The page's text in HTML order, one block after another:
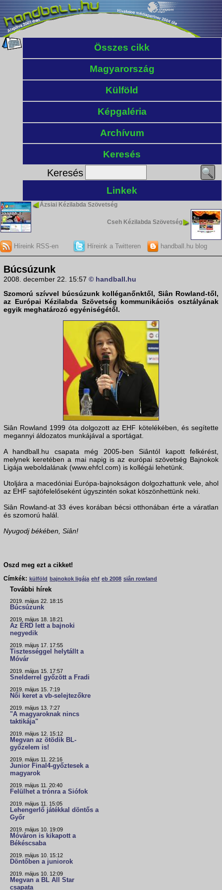
Összes cikk
Magyarország
Külföld
Képgaléria
Archívum
Keresés
Keresés
Linkek
Ázsiai Kézilabda Szövetség
Cseh Kézilabda Szövetség
Híreink RSS-en Híreink a Twitteren handball.hu blog
Búcsúzunk
2008. december 22. 15:57 © handball.hu
Szomorú szívvel búcsúzunk kolléganőnktől, Siân Rowland-től,
az Európai Kézilabda Szövetség kommunikációs osztályának
egyik meghatározó egyéniségétől.
Siân Rowland 1999 óta dolgozott az EHF kötelékében, és segítette
megannyi áldozatos munkájával a sportágat.
A handball.hu csapata még 2005-ben Siântól kapott felkérést,
melynek keretében a mai napig is az európai szövetség Bajnokok
Ligája weboldalának (www.ehfcl.com) is kollégái lehetünk.
Utoljára a macedóniai Európa-bajnokságon dolgozhattunk vele, ahol
az EHF sajtófelelőseként úgyszintén sokat köszönhettünk neki.
Siân Rowland-at 33 éves korában bécsi otthonában érte a váratlan
és szomorú halál.
Nyugodj békében, Siân!
Oszd meg ezt a cikket!
Címkék: külföld bajnokok ligája ehf eb 2008 siân rowland
További hírek
2019. május 22. 18:15
Búcsúzunk
2019. május 18. 18:21
Az ÉRD lett a bajnoki
negyedik
2019. május 17. 17:55
Tisztességgel helytállt a
Móvár
2019. május 15. 17:57
Snelderrel győzött a Fradi
2019. május 15. 7:19
Női keret a vb-selejtezőkre
2019. május 13. 7:27
"A magyaroknak nincs
taktikája"
2019. május 12. 15:12
Megvan az ötödik BL-
győzelem is!
2019. május 11. 22:16
Junior Final4-győztesek a
magyarok
2019. május 11. 20:40
Felülhet a trónra a Siófok
2019. május 11. 15:05
Lehengerlő játékkal döntős a
Győr
2019. május 10. 19:09
Móváron is kikapott a
Békéscsaba
2019. május 10. 15:12
Döntőben a juniorok
2019. május 10. 12:09
Megvan a BL All Star
csapata